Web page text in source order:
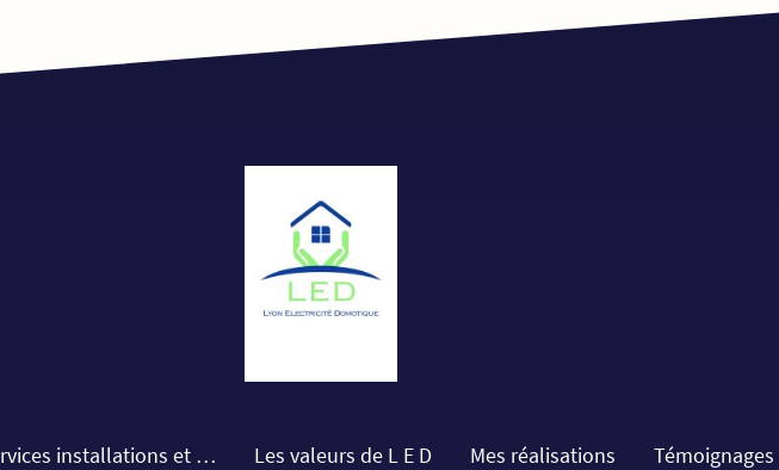
Services installations et dépannages Les valeurs de L E D Mes réalisations